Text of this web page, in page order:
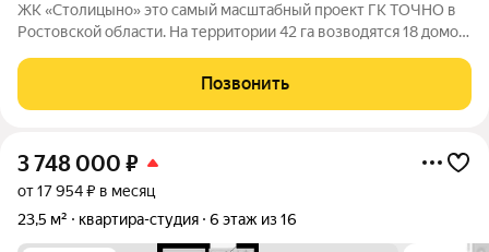
ЖК «Столицыно» это самый масштабный проект ГК ТОЧНО в
Ростовской области. На территории 42 га возводятся 18 домов
на 600 мест, медицинский центр, парк 8,4 га и фитнес-центр с
бассейном.
Позвонить
3 748 000 ₽
от 17 954 ₽ в месяц
23,5 м²
квартира-студия 6 этаж из 16